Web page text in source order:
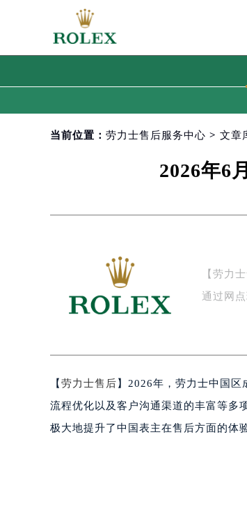
当前位置： 劳力士售后服务中心 > 文章
2026年6
【劳力
通过网
【 劳力士售后 】2026年，劳力士中国
流程优化以及客户沟通渠道的丰富等多
极大地提升了中国表主在售后方面的体